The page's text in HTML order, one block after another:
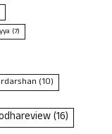
(7)
(10)
(16)